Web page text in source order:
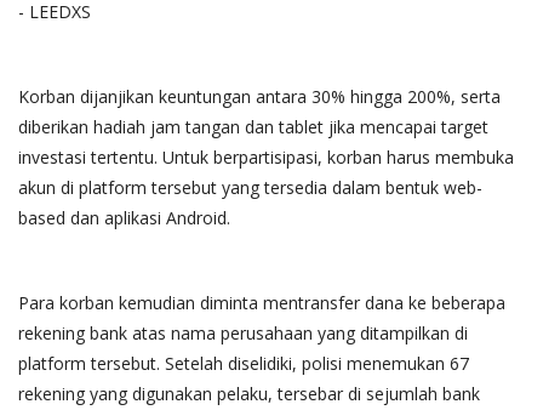
- LEEDXS
Korban dijanjikan keuntungan antara 30% hingga 200%, serta
diberikan hadiah jam tangan dan tablet jika mencapai target
investasi tertentu. Untuk berpartisipasi, korban harus membuka
akun di platform tersebut yang tersedia dalam bentuk web-
based dan aplikasi Android.
Para korban kemudian diminta mentransfer dana ke beberapa
rekening bank atas nama perusahaan yang ditampilkan di
platform tersebut. Setelah diselidiki, polisi menemukan 67
rekening yang digunakan pelaku, tersebar di sejumlah bank